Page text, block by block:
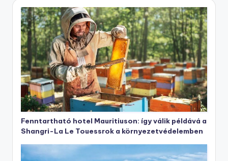
Fenntartható hotel Mauritiuson: így válik példává a
Shangri-La Le Touessrok a környezetvédelemben